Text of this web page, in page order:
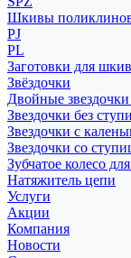
Шкивы
PJ
PL
Заготовки для
Звёздочки
Двойные
Звездочки без
Звездочки с
Звездочки со
Зубчатое колесо
Натяжитель цепи
Услуги
Акции
Компания
Новости